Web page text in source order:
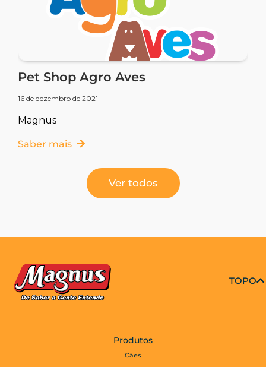
Pet Shop Agro Aves
16 de dezembro de 2021
Magnus
Saber mais
Ver todos
TOPO
Produtos
Cães